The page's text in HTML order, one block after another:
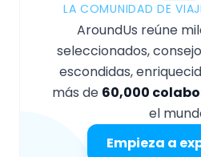
LA COMUNIDAD DE
AroundUs reúne
seleccionados,
escondidas,
más de 60,000
el
Empieza a